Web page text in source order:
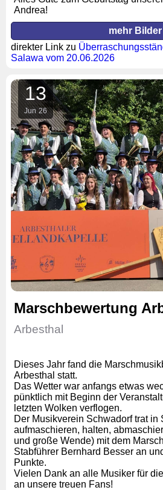
Andrea!
mehr Bilder
direkter Link zu
Salawa vom 20.06.2026
13
Jun 26
Marschbewertung
Arbesthal
Dieses Jahr fand die
Arbesthal statt.
Das Wetter war anfangs etwas
pünktlich mit Beginn der
letzten Wolken verflogen.
Der Musikverein Schwadorf trat in
aufmaschieren, halten,
und große Wende) mit dem
Stabführer Bernhard Besser an
Punkte.
Vielen Dank an alle Musiker für
an unsere treuen Fans!